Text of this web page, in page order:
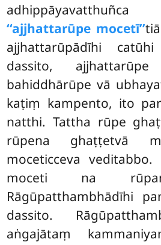
‘‘ajjhattarūpe mocetī’’
ajjhattarūpādīhi
dassito,
bahiddhārūpe vā
kaṭiṃ kampento, ito
natthi. Tattha rūpe
rūpena ghaṭṭetvā
moceticceva
moceti na
Rāgūpatthambhādīhi
dassito.
aṅgajātaṃ